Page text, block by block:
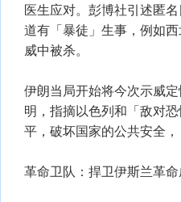
医生应对。彭博社引述匿
道有「暴徒」生事，例如
威中被杀。
伊朗当局开始将今次示威
明，指摘以色列和「敌对
平，破坏国家的公共安全
革命卫队：捍卫伊斯兰革命